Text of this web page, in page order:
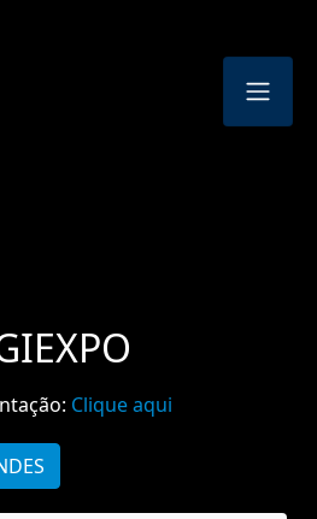
Clique aqui